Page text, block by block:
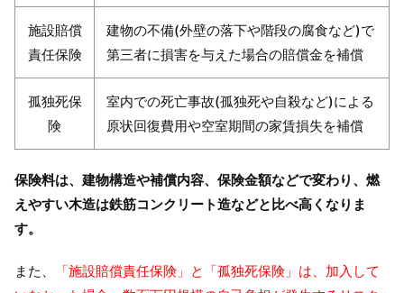
施設賠償
責任保険
建物の不備(外壁の落下や階段の腐食など)で
第三者に損害を与えた場合の賠償金を補償
孤独死保
険
室内での死亡事故(孤独死や自殺など)による
原状回復費用や空室期間の家賃損失を補償
保険料は、建物構造や補償内容、保険金額などで変わり、燃
えやすい木造は鉄筋コンクリート造などと比べ高くなりま
す。
また、
「施設賠償責任保険」と「孤独死保険」は、加入して